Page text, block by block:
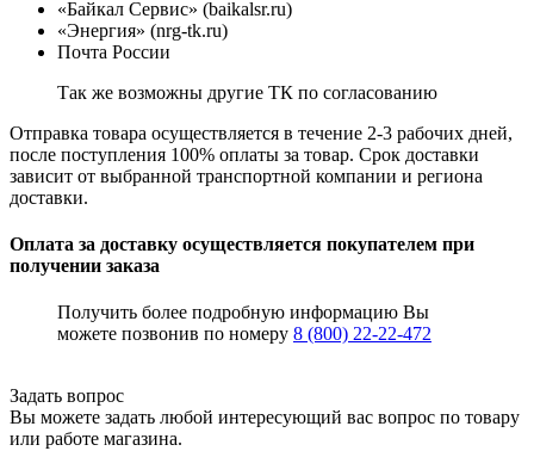
«Байкал Сервис» (baikalsr.ru)
«Энергия» (nrg-tk.ru)
Почта России
Так же возможны другие ТК по согласованию
Отправка товара осуществляется в течение 2-3 рабочих дней,
после поступления 100% оплаты за товар. Срок доставки
зависит от выбранной транспортной компании и региона
доставки.
Оплата за доставку осуществляется покупателем при
получении заказа
Получить более подробную информацию Вы
можете позвонив по номеру 8 (800) 22-22-472
Задать вопрос
Вы можете задать любой интересующий вас вопрос по товару
или работе магазина.